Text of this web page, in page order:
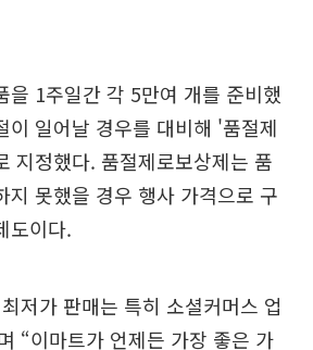
을 1주일간 각 5만여 개를 준비했
이 일어날 경우를 대비해 '품절제
지정했다. 품절제로보상제는 품
지 못했을 경우 행사 가격으로 구
도이다.
저가 판매는 특히 소셜커머스 업
“이마트가 언제든 가장 좋은 가